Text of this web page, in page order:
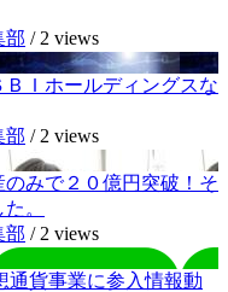
部 / 2 views
Ｉホールディングスな
部 / 2 views
みで２０億円突破！そ
。
部 / 2 views
通貨事業に参入情報動